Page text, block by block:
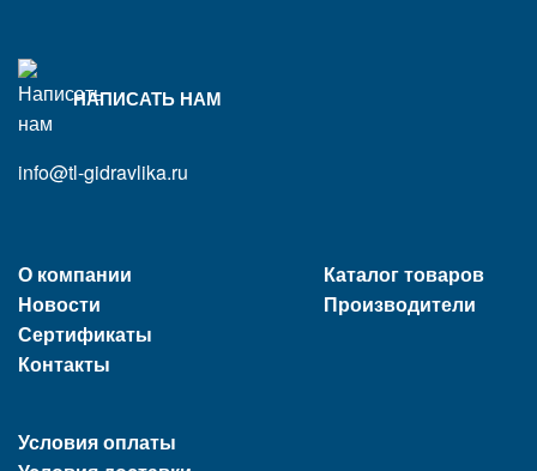
НАПИСАТЬ НАМ
info@tl-gidravlika.ru
О компании
Новости
Сертификаты
Контакты
Условия оплаты
Каталог товаров
Производители